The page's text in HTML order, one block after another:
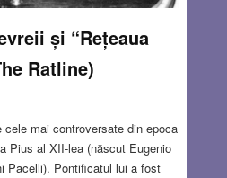
și “Rețeaua
Ratline)
cele mai controversate din epoca
Pius al XII-lea (născut Eugenio
Pacelli). Pontificatul lui a fost